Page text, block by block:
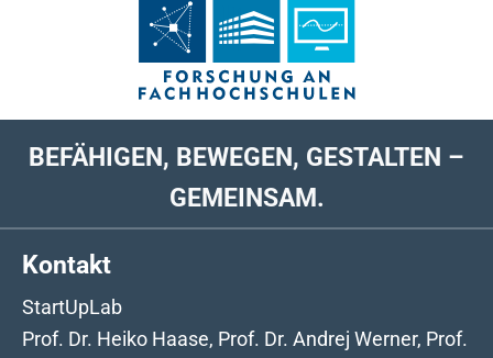
BEFÄHIGEN, BEWEGEN, GESTALTEN –
GEMEINSAM.
Kontakt
StartUpLab
Prof. Dr. Heiko Haase, Prof. Dr. Andrej Werner, Prof.